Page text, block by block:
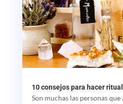
10 consejos para hacer
Son muchas las personas